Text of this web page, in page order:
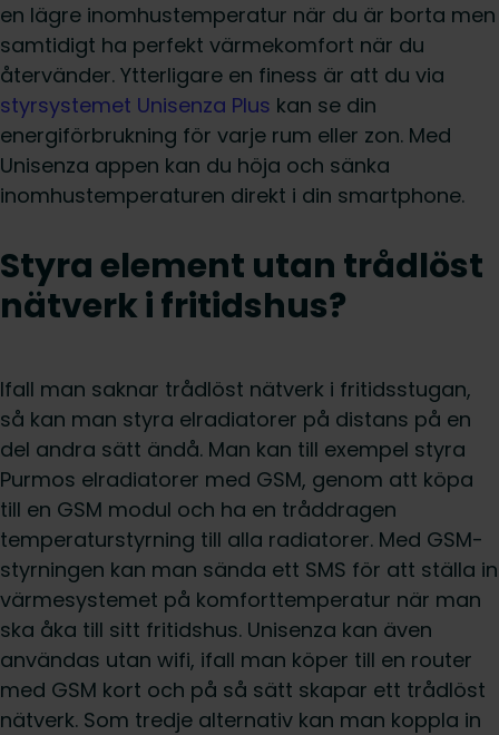
en lägre inomhustemperatur när du är borta men
samtidigt ha perfekt värmekomfort när du
återvänder. Ytterligare en finess är att du via
styrsystemet Unisenza Plus kan se din
energiförbrukning för varje rum eller zon. Med
Unisenza appen kan du höja och sänka
inomhustemperaturen direkt i din smartphone.
Styra element utan trådlöst
nätverk i fritidshus?
Ifall man saknar trådlöst nätverk i fritidsstugan,
så kan man styra elradiatorer på distans på en
del andra sätt ändå. Man kan till exempel styra
Purmos elradiatorer med GSM, genom att köpa
till en GSM modul och ha en tråddragen
temperaturstyrning till alla radiatorer. Med GSM-
styrningen kan man sända ett SMS för att ställa in
värmesystemet på komforttemperatur när man
ska åka till sitt fritidshus. Unisenza kan även
användas utan wifi, ifall man köper till en router
med GSM kort och på så sätt skapar ett trådlöst
nätverk. Som tredje alternativ kan man koppla in